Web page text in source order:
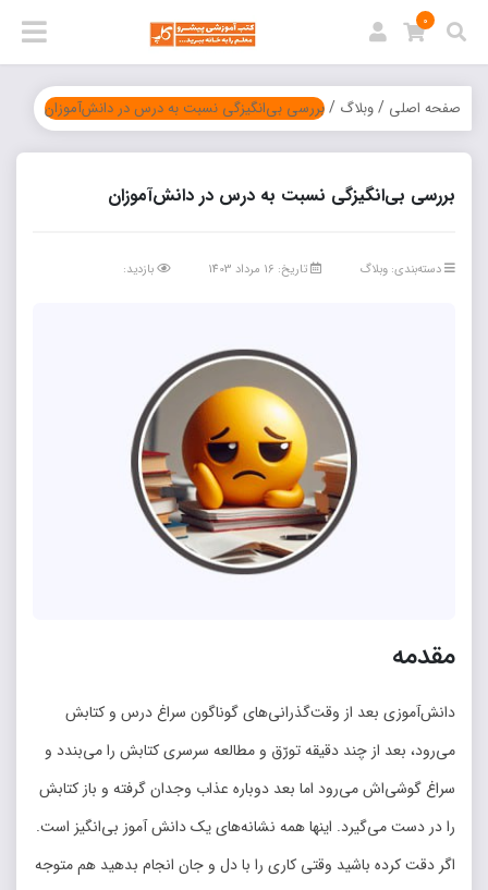
0
صفحه اصلی /وبلاگ /بررسی بی‌‌انگیزگی نسبت به درس در دانش‌‌آموزان
بررسی بی‌‌انگیزگی نسبت به درس در دانش‌‌آموزان
دسته‌بندی: وبلاگ تاریخ: 16 مرداد 1403 بازدید:
مقدمه
دانش‌‌آموزی بعد از وقت‌‌گذرانی‌‌های گوناگون سراغ درس و کتابش
می‌‌رود، بعد از چند دقیقه تورّق و مطالعه سرسری کتابش را می‌‌بندد و
سراغ گوشی‌‌اش می‌‌رود اما بعد دوباره عذاب وجدان گرفته و باز کتابش
را در دست می‌‌گیرد. اینها همه نشانه‌‌های یک دانش آموز بی‌‌انگیز است.
اگر دقت کرده باشید وقتی کاری را با دل و جان انجام بدهید هم متوجه